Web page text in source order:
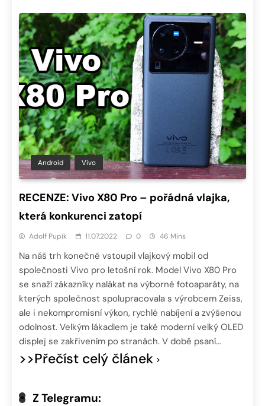
Android Vivo
RECENZE: Vivo X80 Pro – pořádná vlajka,
která konkurenci zatopí
Adolf Pupík 11.07.2022 0 46 Mins
Na náš trh konečně vstoupil vlajkový mobil od
společnosti Vivo pro letošní rok. Model Vivo X80 Pro
se snaží zákazníky nalákat na výborné fotoaparáty, na
kterých společnost spolupracovala s výrobcem Zeiss,
ale i nekompromisní výkon, rychlé nabíjení a zvýšenou
odolnost. Velkým lákadlem je také moderní velký OLED
displej se zakřivením po stranách. V době psaní…
>>Přečíst celý článek
Z Telegramu: